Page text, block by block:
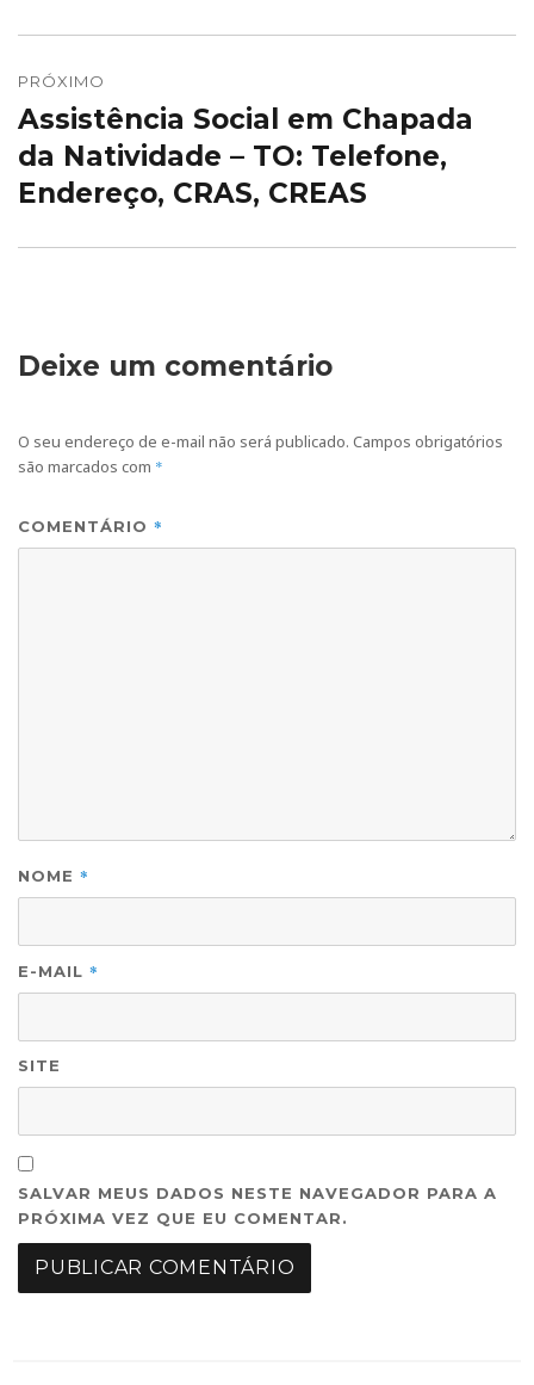
PRÓXIMO
Próximo
post:
Assistência Social em Chapada
da Natividade – TO: Telefone,
Endereço, CRAS, CREAS
Deixe um comentário
O seu endereço de e-mail não será publicado. Campos obrigatórios
são marcados com *
COMENTÁRIO *
NOME *
E-MAIL *
SITE
SALVAR MEUS DADOS NESTE NAVEGADOR PARA A
PRÓXIMA VEZ QUE EU COMENTAR.